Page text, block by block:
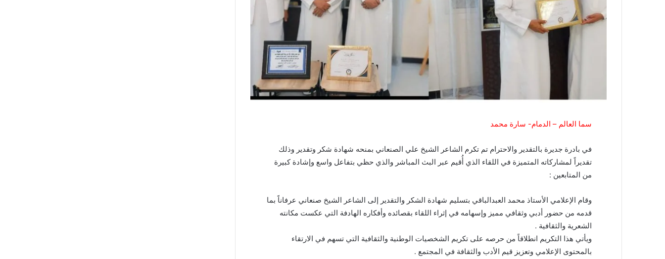
سما العالم – الدمام- سارة محمد
في بادرة جديرة بالتقدير والاحترام تم تكرم الشاعر الشيخ علي الصنعاني بمنحه شهادة شكر وتقدير وذلك
تقديراً لمشاركاته المتميزة في اللقاء الذي أُقيم عبر البث المباشر والذي حظي بتفاعل واسع وإشادة كبيرة
من المتابعين :
وقام الإعلامي الأستاذ محمد العبدالباقي بتسليم شهادة الشكر والتقدير إلى الشاعر الشيخ صنعاني عرفاناً بما
قدمه من حضور أدبي وثقافي مميز وإسهامه في إثراء اللقاء بقصائده وأفكاره الهادفة التي عكست مكانته
الشعرية والثقافية .
ويأتي هذا التكريم انطلاقاً من حرصه على تكريم الشخصيات الوطنية والثقافية التي تسهم في الارتقاء
بالمحتوى الإعلامي وتعزيز قيم الأدب والثقافة في المجتمع .